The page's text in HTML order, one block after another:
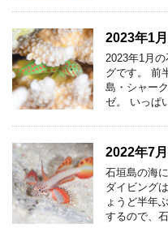
2023年1
2023年1月
グです。 前
島・シャー
ゼ。 いっぱ
2022年7
石垣島の海
ダイビング
ょうど半年
するので、